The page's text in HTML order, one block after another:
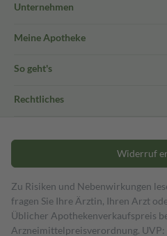
Unternehmen
Meine Apotheke
So geht's
Rechtliches
Widerruf
Zu Risiken und Nebenwirkungen
fragen Sie Ihre Ärztin, Ihren Arzt
Üblicher Apothekenverkaufspreis
Arzneimittelpreisverordnung.